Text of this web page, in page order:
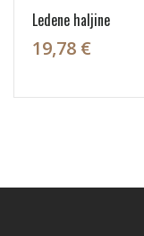
Ledene haljine
19,78 €